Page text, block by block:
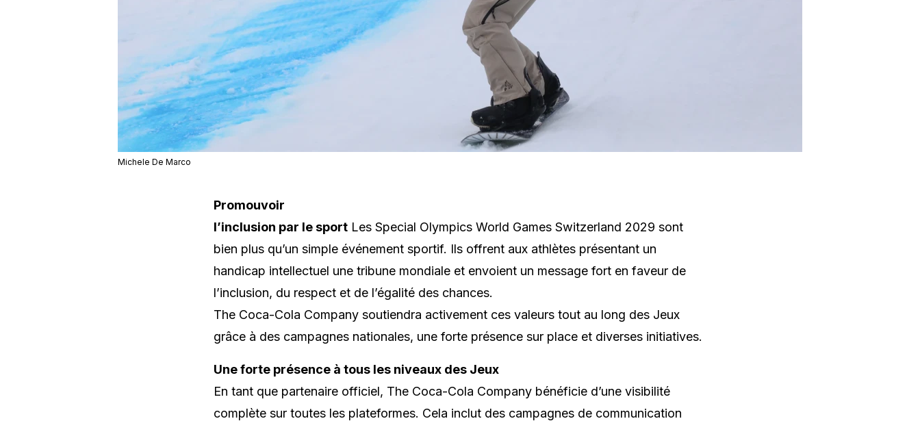
Michele De Marco
Promouvoir
l’inclusion par le sport Les Special Olympics World Games Switzerland 2029 sont
bien plus qu’un simple événement sportif. Ils offrent aux athlètes présentant un
handicap intellectuel une tribune mondiale et envoient un message fort en faveur de
l’inclusion, du respect et de l’égalité des chances.
The Coca-Cola Company soutiendra activement ces valeurs tout au long des Jeux
grâce à des campagnes nationales, une forte présence sur place et diverses initiatives.
Une forte présence à tous les niveaux des Jeux
En tant que partenaire officiel, The Coca-Cola Company bénéficie d’une visibilité
complète sur toutes les plateformes. Cela inclut des campagnes de communication